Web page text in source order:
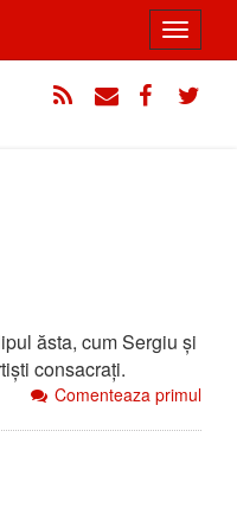
Toggle
ăsta, cum Sergiu și
consacrați.
Comenteaza primul